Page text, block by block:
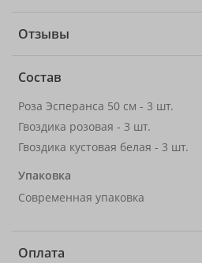
Отзывы
Состав
Роза Эсперанса 50 см - 3 шт.
Гвоздика розовая - 3 шт.
Гвоздика кустовая белая - 3 шт.
Упаковка
Современная упаковка
Оплата